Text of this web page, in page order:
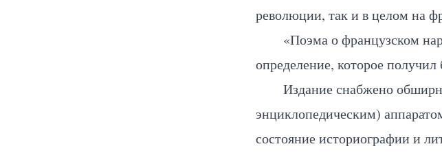
революции, так и в целом на
«Поэма о французском
определение, которое
Издание снабжено
энциклопедическим)
состояние историографии и